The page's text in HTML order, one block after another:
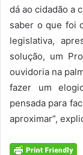
dá ao cidadão a
saber o que foi
legislativa,
solução, um
ouvidoria na
fazer um
pensada para
aproximar”,